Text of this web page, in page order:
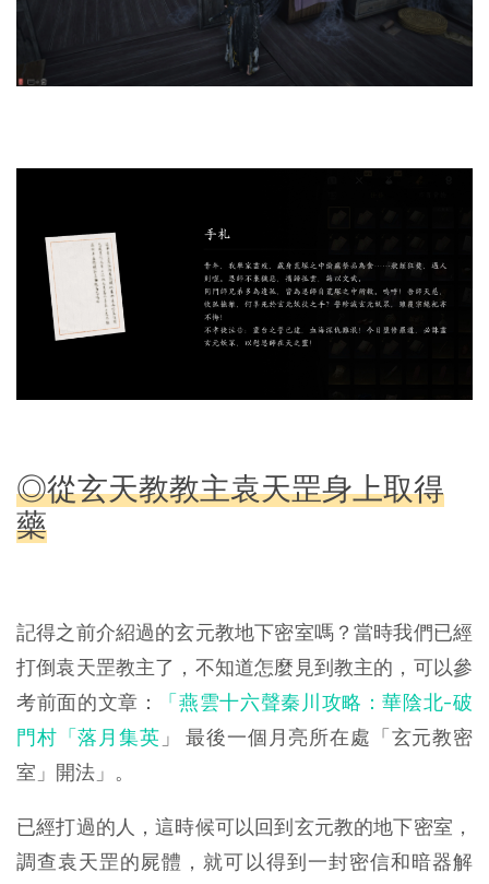
◎從玄天教教主袁天罡身上取得
藥
記得之前介紹過的玄元教地下密室嗎？當時我們已經
打倒袁天罡教主了，不知道怎麼見到教主的，可以參
考前面的文章：
「燕雲十六聲秦川攻略：華陰北-破
門村「落月集英 」 最後一個月亮所在處「玄元教密
室」開法」。
已經打過的人，這時候可以回到玄元教的地下密室，
調查袁天罡的屍體，就可以得到一封密信和暗器解